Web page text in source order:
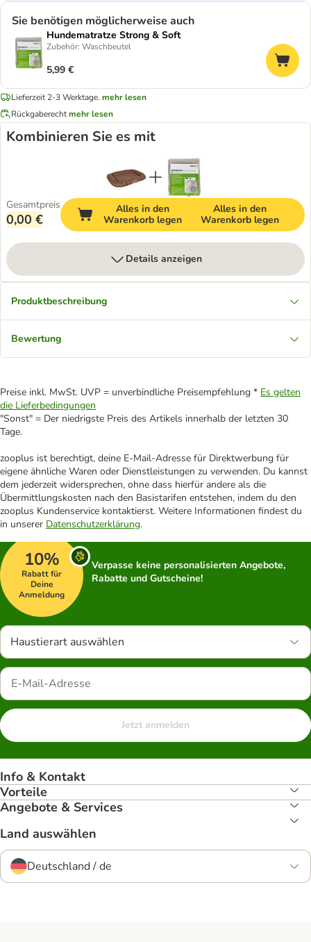
Sie benötigen möglicherweise auch
Hundematratze Strong & Soft
Zubehör: Waschbeutel
5,99 €
Lieferzeit 2-3 Werktage. mehr lesen
Rückgaberechtmehr lesen
Kombinieren Sie es mit
Gesamtpreis
0,00 €
Alles in den
Warenkorb legen
Alles in den
Warenkorb legen
Details anzeigen
Produktbeschreibung
Bewertung
Preise inkl. MwSt. UVP = unverbindliche Preisempfehlung * Es gelten
die Lieferbedingungen
"Sonst" = Der niedrigste Preis des Artikels innerhalb der letzten 30
Tage.
zooplus ist berechtigt, deine E-Mail-Adresse für Direktwerbung für
eigene ähnliche Waren oder Dienstleistungen zu verwenden. Du kannst
dem jederzeit widersprechen, ohne dass hierfür andere als die
Übermittlungskosten nach den Basistarifen entstehen, indem du den
zooplus Kundenservice kontaktierst. Weitere Informationen findest du
in unserer Datenschutzerklärung.
10%
Rabatt für
Deine
Anmeldung
Verpasse keine personalisierten Angebote,
Rabatte und Gutscheine!
Haustierart auswählen
Jetzt anmelden
Info & Kontakt
Vorteile
Angebote & Services
Land auswählen
Deutschland / de